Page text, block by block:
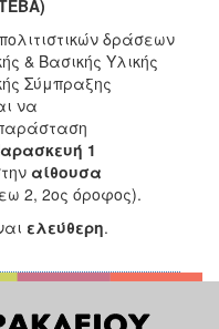
δράσεων
& Βασικής Υλικής
Σύμπραξης
να
1
αίθουσα
2, 2ος όροφος).
ελεύθερη.